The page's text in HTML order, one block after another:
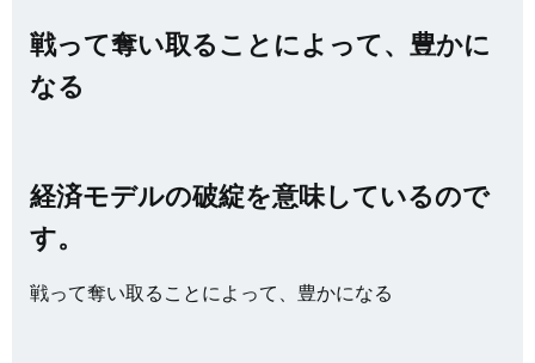
戦って奪い取ることによって、豊かに
なる
経済モデルの破綻を意味しているので
す。
戦って奪い取ることによって、豊かになる